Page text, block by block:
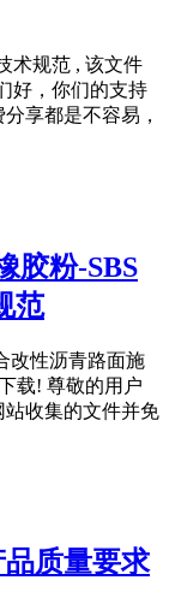
术规范 , 该文件
好，你们的支持
享都是不容易，
胶粉-SBS
范
改性沥青路面施
载! 尊敬的用户
收集的文件并免
品质量要求